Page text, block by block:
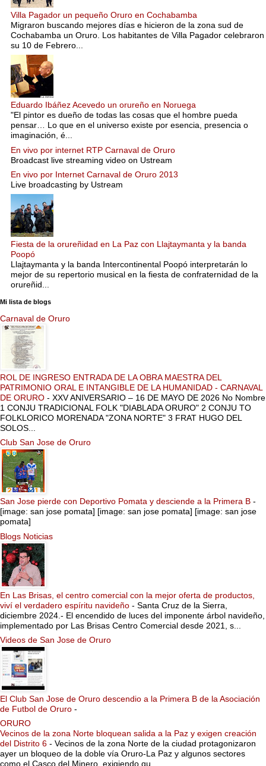
Villa Pagador un pequeño Oruro en Cochabamba
Migraron buscando mejores días e hicieron de la zona sud de
Cochabamba un Oruro. Los habitantes de Villa Pagador celebraron
su 10 de Febrero...
Eduardo Ibáñez Acevedo un orureño en Noruega
"El pintor es dueño de todas las cosas que el hombre pueda
pensar… Lo que en el universo existe por esencia, presencia o
imaginación, é...
En vivo por internet RTP Carnaval de Oruro
Broadcast live streaming video on Ustream
En vivo por Internet Carnaval de Oruro 2013
Live broadcasting by Ustream
Fiesta de la orureñidad en La Paz con Llajtaymanta y la banda
Poopó
Llajtaymanta y la banda Intercontinental Poopó interpretarán lo
mejor de su repertorio musical en la fiesta de confraternidad de la
orureñid...
Mi lista de blogs
Carnaval de Oruro
ROL DE INGRESO ENTRADA DE LA OBRA MAESTRA DEL
PATRIMONIO ORAL E INTANGIBLE DE LA HUMANIDAD - CARNAVAL
DE ORURO - XXV ANIVERSARIO – 16 DE MAYO DE 2026 No Nombre
1 CONJU TRADICIONAL FOLK "DIABLADA ORURO" 2 CONJU TO
FOLKLORICO MORENADA "ZONA NORTE" 3 FRAT HUGO DEL
SOLOS...
Club San Jose de Oruro
San Jose pierde con Deportivo Pomata y desciende a la Primera B -
[image: san jose pomata] [image: san jose pomata] [image: san jose
pomata]
Blogs Noticias
En Las Brisas, el centro comercial con la mejor oferta de productos,
viví el verdadero espíritu navideño - Santa Cruz de la Sierra,
diciembre 2024.- El encendido de luces del imponente árbol navideño,
implementado por Las Brisas Centro Comercial desde 2021, s...
Videos de San Jose de Oruro
El Club San Jose de Oruro descendio a la Primera B de la Asociación
de Futbol de Oruro -
ORURO
Vecinos de la zona Norte bloquean salida a la Paz y exigen creación
del Distrito 6 - Vecinos de la zona Norte de la ciudad protagonizaron
ayer un bloqueo de la doble vía Oruro-La Paz y algunos sectores
como el Casco del Minero, exigiendo qu...